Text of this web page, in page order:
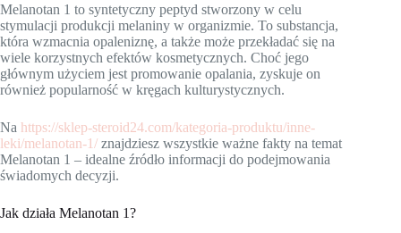
Melanotan 1 to syntetyczny peptyd stworzony w celu
stymulacji produkcji melaniny w organizmie. To substancja,
która wzmacnia opaleniznę, a także może przekładać się na
wiele korzystnych efektów kosmetycznych. Choć jego
głównym użyciem jest promowanie opalania, zyskuje on
również popularność w kręgach kulturystycznych.
Na https://sklep-steroid24.com/kategoria-produktu/inne-
leki/melanotan-1/ znajdziesz wszystkie ważne fakty na temat
Melanotan 1 – idealne źródło informacji do podejmowania
świadomych decyzji.
Jak działa Melanotan 1?